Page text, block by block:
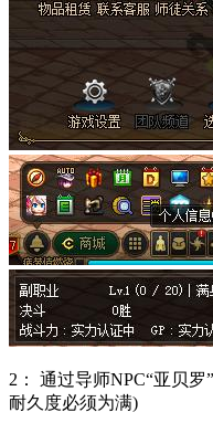
2： 通过导师NPC“亚贝
耐久度必须为满)